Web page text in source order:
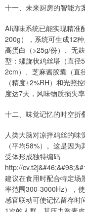
十一、未来厨房的智能方
AI调味系统已能实现精准
200g），系统可生成12
高蛋白（>25g/份）、无
型：螺旋状鸡丝塔（直径
2cm）、芝麻酱胶囊（直
（精度±2%RH）和光照
度达7天，风味物质损失率
十二、味觉记忆的时空折
人类大脑对凉拌鸡丝的
（平均58%）。这是因
受体形成独特编码
http://
建议在食用时配合特定场
率范围300-3000Hz），
感官联动可使记忆留存时